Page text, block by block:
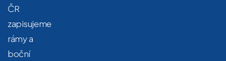
ČR
zapisujeme
rámy a
boční